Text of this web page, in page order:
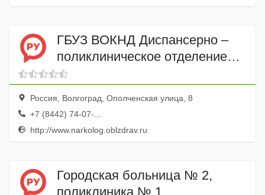
ГБУЗ ВОКНД Диспансерно –
поликлиническое отделение
Тракторозаводского района
Россия, Волгоград, Ополченская улица, 8
+7 (8442) 74-07-...
http://www.narkolog.oblzdrav.ru
Городская больница № 2,
поликлиника № 1